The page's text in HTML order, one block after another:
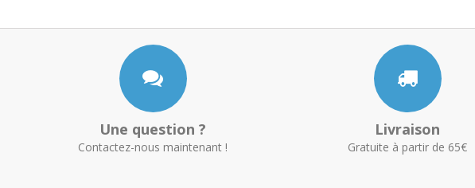
Une question ?
Contactez-nous maintenant !
Livraison
Gratuite à partir de 65€